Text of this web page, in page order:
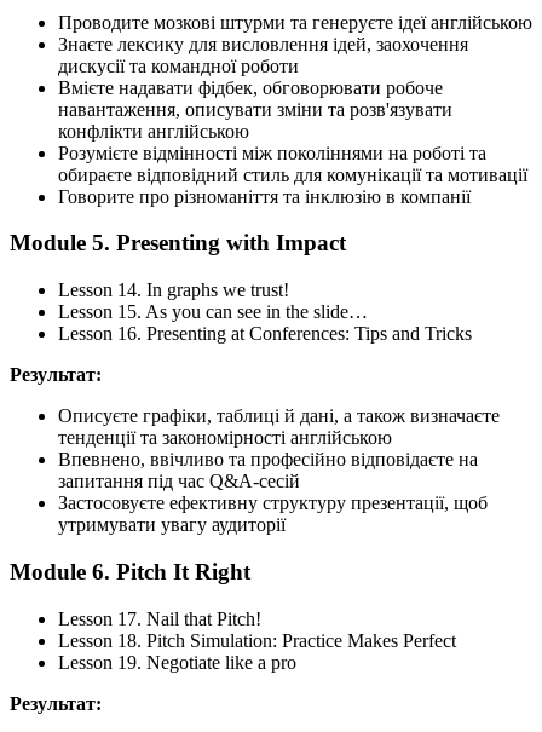
Проводите мозкові штурми та генеруєте ідеї англійською
Знаєте лексику для висловлення ідей, заохочення
дискусії та командної роботи
Вмієте надавати фідбек, обговорювати робоче
навантаження, описувати зміни та розв'язувати
конфлікти англійською
Розумієте відмінності між поколіннями на роботі та
обираєте відповідний стиль для комунікації та мотивації
Говорите про різноманіття та інклюзію в компанії
Module 5. Presenting with Impact
Lesson 14. In graphs we trust!
Lesson 15. As you can see in the slide…
Lesson 16. Presenting at Conferences: Tips and Tricks
Результат:
Описуєте графіки, таблиці й дані, а також визначаєте
тенденції та закономірності англійською
Впевнено, ввічливо та професійно відповідаєте на
запитання під час Q&A-сесій
Застосовуєте ефективну структуру презентації, щоб
утримувати увагу аудиторії
Module 6. Pitch It Right
Lesson 17. Nail that Pitch!
Lesson 18. Pitch Simulation: Practice Makes Perfect
Lesson 19. Negotiate like a pro
Результат: